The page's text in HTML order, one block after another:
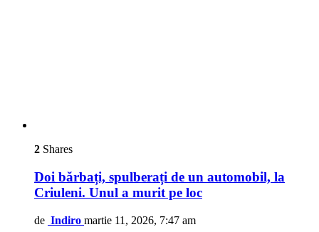
2 Shares
Doi bărbați, spulberați de un automobil, la
Criuleni. Unul a murit pe loc
de Indiro martie 11, 2026, 7:47 am